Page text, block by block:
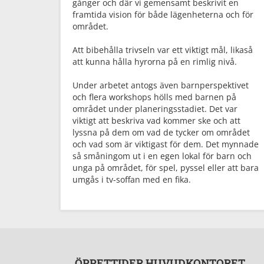
gånger och där vi gemensamt beskrivit en
framtida vision för både lägenheterna och för
området.
Att bibehålla trivseln var ett viktigt mål, likaså
att kunna hålla hyrorna på en rimlig nivå.
Under arbetet antogs även barnperspektivet
och flera workshops hölls med barnen på
området under planeringsstadiet. Det var
viktigt att beskriva vad kommer ske och att
lyssna på dem om vad de tycker om området
och vad som är viktigast för dem. Det mynnade
så småningom ut i en egen lokal för barn och
unga på området, för spel, pyssel eller att bara
umgås i tv-soffan med en fika.